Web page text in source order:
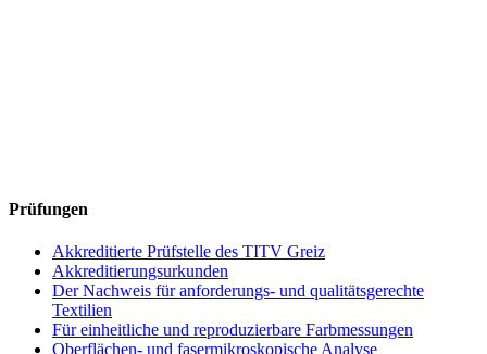
Prüfungen
Akkreditierte Prüfstelle des TITV Greiz
Akkreditierungsurkunden
Der Nachweis für anforderungs- und qualitätsgerechte
Textilien
Für einheitliche und reproduzierbare Farbmessungen
Oberflächen- und fasermikroskopische Analyse